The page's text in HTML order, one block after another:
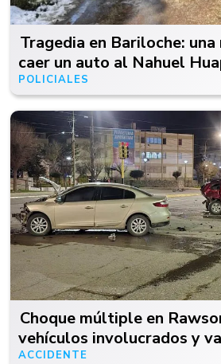
Tragedia en Bariloche:
caer un auto al Nahuel
POLICIALES
Choque múltiple en
vehículos involucrados y
ACCIDENTE